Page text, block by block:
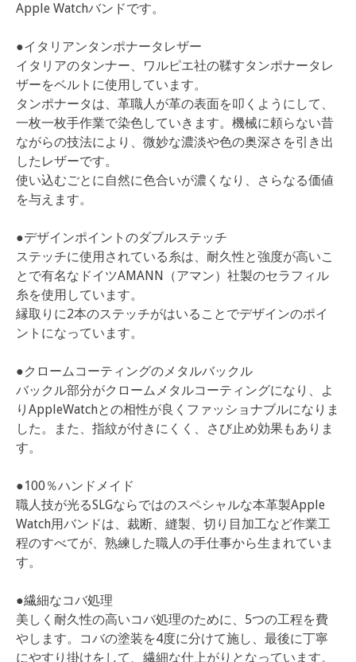
Apple Watchバンドです。
●イタリアンタンポナータレザー
イタリアのタンナー、ワルピエ社の鞣すタンポナータレ
ザーをベルトに使用しています。
タンポナータは、革職人が革の表面を叩くようにして、
一枚一枚手作業で染色していきます。機械に頼らない昔
ながらの技法により、微妙な濃淡や色の奥深さを引き出
したレザーです。
使い込むごとに自然に色合いが濃くなり、さらなる価値
を与えます。
●デザインポイントのダブルステッチ
ステッチに使用されている糸は、耐久性と強度が高いこ
とで有名なドイツAMANN（アマン）社製のセラフィル
糸を使用しています。
縁取りに2本のステッチがはいることでデザインのポイ
ントになっています。
●クロームコーティングのメタルバックル
バックル部分がクロームメタルコーティングになり、よ
りAppleWatchとの相性が良くファッショナブルになりま
した。また、指紋が付きにくく、さび止め効果もありま
す。
●100％ハンドメイド
職人技が光るSLGならではのスペシャルな本革製Apple
Watch用バンドは、裁断、縫製、切り目加工など作業工
程のすべてが、熟練した職人の手仕事から生まれていま
す。
●繊細なコバ処理
美しく耐久性の高いコバ処理のために、5つの工程を費
やします。コバの塗装を4度に分けて施し、最後に丁寧
にやすり掛けをして、繊細な仕上がりとなっています。